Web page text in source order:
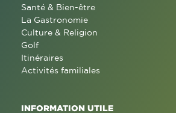
Santé & Bien-être
La Gastronomie
Culture & Religion
Golf
Itinéraires
Activités familiales
INFORMATION UTILE